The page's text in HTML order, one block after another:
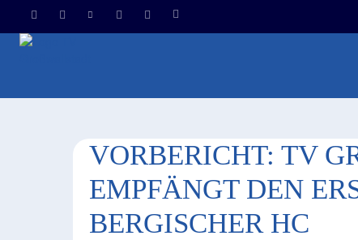
VORBERICHT: TV
MPFÄNGT DEN
ERGISCHER HC